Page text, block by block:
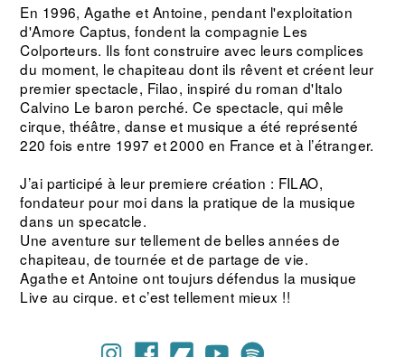
En 1996, Agathe et Antoine, pendant l'exploitation
d'Amore Captus, fondent la compagnie Les
Colporteurs. Ils font construire avec leurs complices
du moment, le chapiteau dont ils rêvent et créent leur
premier spectacle, Filao, inspiré du roman d'Italo
Calvino Le baron perché. Ce spectacle, qui mêle
cirque, théâtre, danse et musique a été représenté
220 fois entre 1997 et 2000 en France et à l’étranger.
J’ai participé à leur premiere création : FILAO,
fondateur pour moi dans la pratique de la musique
dans un specatcle.
Une aventure sur tellement de belles années de
chapiteau, de tournée et de partage de vie.
Agathe et Antoine ont toujurs défendus la musique
Live au cirque. et c’est tellement mieux !!